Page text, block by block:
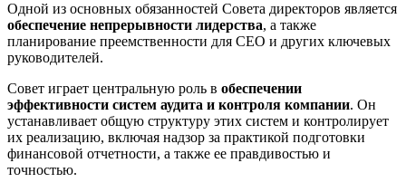
Одной из основных обязанностей Совета директоров является
обеспечение непрерывности лидерства, а также
планирование преемственности для CEO и других ключевых
руководителей.
Совет играет центральную роль в обеспечении
эффективности систем аудита и контроля компании. Он
устанавливает общую структуру этих систем и контролирует
их реализацию, включая надзор за практикой подготовки
финансовой отчетности, а также ее правдивостью и
точностью.